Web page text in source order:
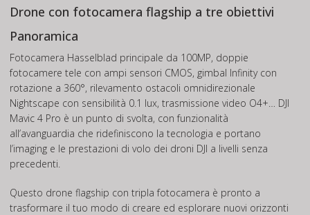
Drone con fotocamera flagship a tre obiettivi
Panoramica
Fotocamera Hasselblad principale da 100MP, doppie
fotocamere tele con ampi sensori CMOS, gimbal Infinity con
rotazione a 360°, rilevamento ostacoli omnidirezionale
Nightscape con sensibilità 0.1 lux, trasmissione video O4+… DJI
Mavic 4 Pro è un punto di svolta, con funzionalità
all’avanguardia che ridefiniscono la tecnologia e portano
l’imaging e le prestazioni di volo dei droni DJI a livelli senza
precedenti.
Questo drone flagship con tripla fotocamera è pronto a
trasformare il tuo modo di creare ed esplorare nuovi orizzonti